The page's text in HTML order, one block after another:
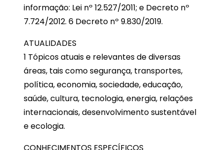
informação: Lei nº 12.527/2011; e Decreto nº
7.724/2012. 6 Decreto nº 9.830/2019.
ATUALIDADES
1 Tópicos atuais e relevantes de diversas
áreas, tais como segurança, transportes,
política, economia, sociedade, educação,
saúde, cultura, tecnologia, energia, relações
internacionais, desenvolvimento sustentável
e ecologia.
CONHECIMENTOS ESPECÍFICOS